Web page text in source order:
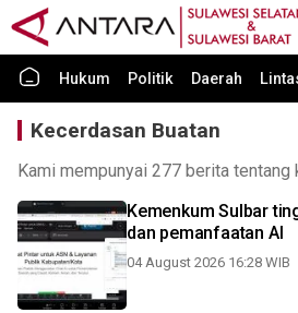
Hukum Politik Daerah
Kecerdasan Buatan
Kami mempunyai 277 berita tentang
Kemenkum Sulbar
dan pemanfaatan AI
04 August 2026 16:28 WIB